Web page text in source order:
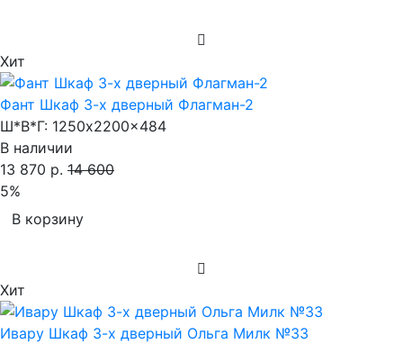
Хит
Фант Шкаф 3-х дверный Флагман-2
Ш*В*Г: 1250x2200x484
В наличии
13 870 р. 14 600
5%
В корзину
Хит
Ивару Шкаф 3-х дверный Ольга Милк №33